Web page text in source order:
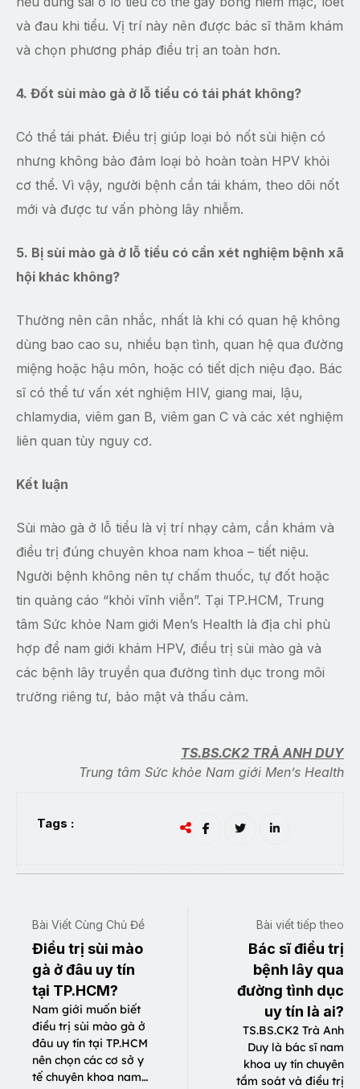
và đau khi tiểu. Vị trí này nên được bác sĩ thăm khám
và chọn phương pháp điều trị an toàn hơn.
4. Đốt sùi mào gà ở lỗ tiểu có tái phát không?
Có thể tái phát. Điều trị giúp loại bỏ nốt sùi hiện có
nhưng không bảo đảm loại bỏ hoàn toàn HPV khỏi
cơ thể. Vì vậy, người bệnh cần tái khám, theo dõi nốt
mới và được tư vấn phòng lây nhiễm.
5. Bị sùi mào gà ở lỗ tiểu có cần xét nghiệm bệnh xã
hội khác không?
Thường nên cân nhắc, nhất là khi có quan hệ không
dùng bao cao su, nhiều bạn tình, quan hệ qua đường
miệng hoặc hậu môn, hoặc có tiết dịch niệu đạo. Bác
sĩ có thể tư vấn xét nghiệm HIV, giang mai, lậu,
chlamydia, viêm gan B, viêm gan C và các xét nghiệm
liên quan tùy nguy cơ.
Kết luận
Sùi mào gà ở lỗ tiểu là vị trí nhạy cảm, cần khám và
điều trị đúng chuyên khoa nam khoa – tiết niệu.
Người bệnh không nên tự chấm thuốc, tự đốt hoặc
tin quảng cáo “khỏi vĩnh viễn”. Tại TP.HCM, Trung
tâm Sức khỏe Nam giới Men’s Health là địa chỉ phù
hợp để nam giới khám HPV, điều trị sùi mào gà và
các bệnh lây truyền qua đường tình dục trong môi
trường riêng tư, bảo mật và thấu cảm.
TS.BS.CK2 TRÀ ANH DUY
Trung tâm Sức khỏe Nam giới Men’s Health
Tags :
Bài Viết Cùng Chủ Đề
Điều trị sùi mào
gà ở đâu uy tín
tại TP.HCM?
Nam giới muốn biết
điều trị sùi mào gà ở
đâu uy tín tại TP.HCM
nên chọn các cơ sở y
tế chuyên khoa nam…
Bài viết tiếp theo
Bác sĩ điều trị
bệnh lây qua
đường tình dục
uy tín là ai?
TS.BS.CK2 Trà Anh
Duy là bác sĩ nam
khoa uy tín chuyên
tầm soát và điều trị